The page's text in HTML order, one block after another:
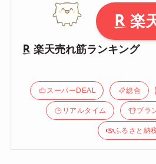
楽
楽天売れ筋ランキング
スーパーDEAL 総合
リアルタイム ブラ
ふるさと納